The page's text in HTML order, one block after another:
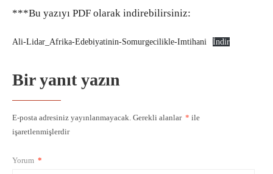
***Bu yazıyı PDF olarak indirebilirsiniz:
Ali-Lidar_Afrika-Edebiyatinin-Somurgecilikle-Imtihani İndir
Bir yanıt yazın
E-posta adresiniz yayınlanmayacak. Gerekli alanlar * ile
işaretlenmişlerdir
Yorum *